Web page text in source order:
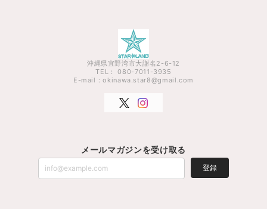
沖縄県宜野湾市大謝名2-6-12
TEL： 080-7011-3935
E-mail：okinawa.star8@gmail.com
メールマガジンを受け取る
登録